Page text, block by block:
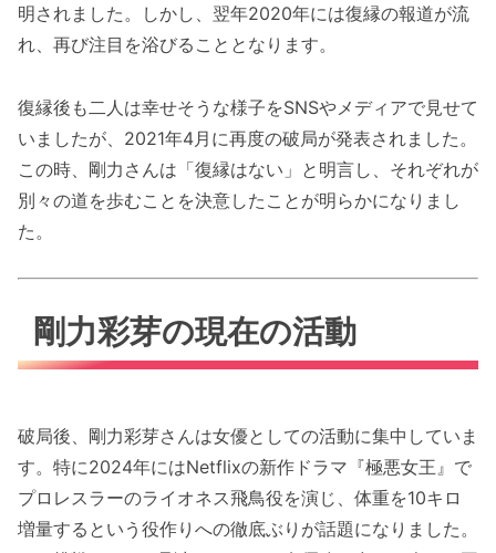
明されました。しかし、翌年2020年には復縁の報道が流
れ、再び注目を浴びることとなります。
復縁後も二人は幸せそうな様子をSNSやメディアで見せて
いましたが、2021年4月に再度の破局が発表されました。
この時、剛力さんは「復縁はない」と明言し、それぞれが
別々の道を歩むことを決意したことが明らかになりまし
た。
剛力彩芽の現在の活動
破局後、剛力彩芽さんは女優としての活動に集中していま
す。特に2024年にはNetflixの新作ドラマ『極悪女王』で
プロレスラーのライオネス飛鳥役を演じ、体重を10キロ
増量するという役作りへの徹底ぶりが話題になりました。